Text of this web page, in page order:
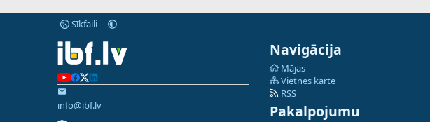
Sīkfaili
info@ibf.lv
Navigācija
Mājas
Vietnes karte
RSS
Pakalpojumu